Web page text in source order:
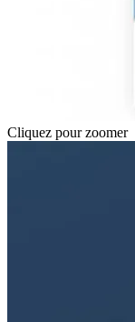
Cliquez pour zoomer